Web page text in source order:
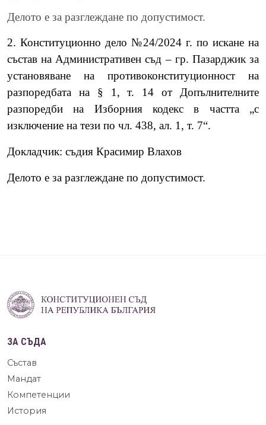
Делото е за разглеждане по допустимост.
2. Конституционно дело №24/2024 г. по искане на
състав на Административен съд – гр. Пазарджик за
установяване на противоконституционност на
разпоредбата на § 1, т. 14 от Допълнителните
разпоредби на Изборния кодекс в частта „с
изключение на тези по чл. 438, ал. 1, т. 7“.
Докладчик: съдия Красимир Влахов
Делото е за разглеждане по допустимост.
ЗА СЪДА
Състав
Мандат
Компетенции
История